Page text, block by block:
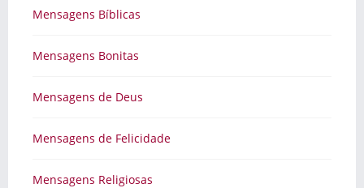
Mensagens Bíblicas
Mensagens Bonitas
Mensagens de Deus
Mensagens de Felicidade
Mensagens Religiosas